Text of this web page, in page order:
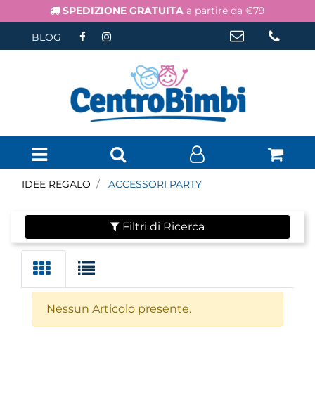
SPEDIZIONE GRATUITA a partire da €79
BLOG
Open menu
IDEE REGALO ACCESSORI PARTY
Filtri di Ricerca
Nessun Articolo presente.